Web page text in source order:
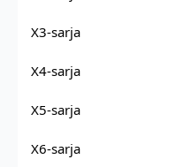
X3-sarja
X4-sarja
X5-sarja
X6-sarja